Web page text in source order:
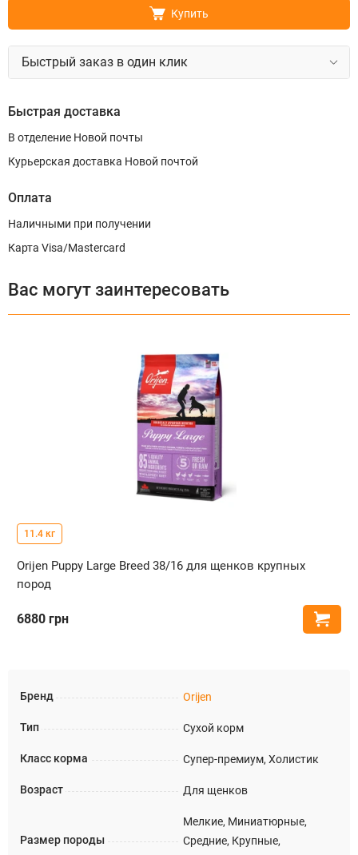
Купить
Быстрый заказ в один клик
Быстрая доставка
В отделение Новой почты
Курьерская доставка Новой почтой
Оплата
Наличными при получении
Карта Visa/Mastercard
Бренд Orijen
Тип Сухой корм
Класс корма Супер-премиум, Холистик
Возраст Для щенков
Размер породы
Мелкие, Миниатюрные,
Средние, Крупные,
Вас могут заинтересовать
11.4 кг
Orijen Puppy Large Breed 38/16 для щенков крупных
пород
6880 грн